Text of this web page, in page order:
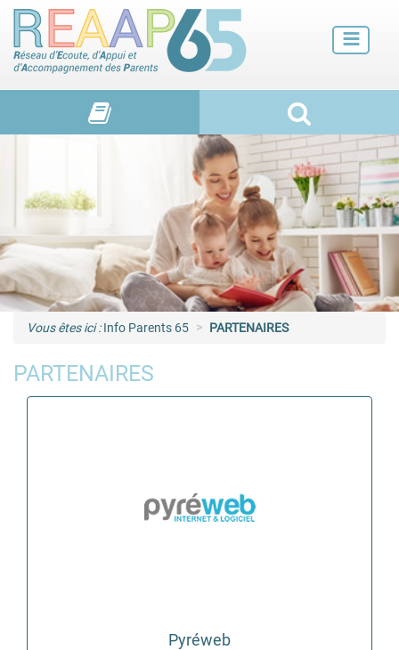
Petite enfance
Enfance
Adolescence et jeunes adultes
Vie de familles
Vous êtes ici :Info Parents 65 PARTENAIRES
PARTENAIRES
Pyréweb